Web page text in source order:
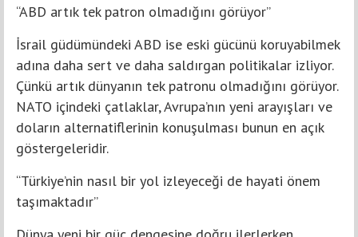
“ABD artık tek patron olmadığını görüyor”
İsrail güdümündeki ABD ise eski gücünü koruyabilmek
adına daha sert ve daha saldırgan politikalar izliyor.
Çünkü artık dünyanın tek patronu olmadığını görüyor.
NATO içindeki çatlaklar, Avrupa’nın yeni arayışları ve
doların alternatiflerinin konuşulması bunun en açık
göstergeleridir.
“Türkiye’nin nasıl bir yol izleyeceği de hayati önem
taşımaktadır”